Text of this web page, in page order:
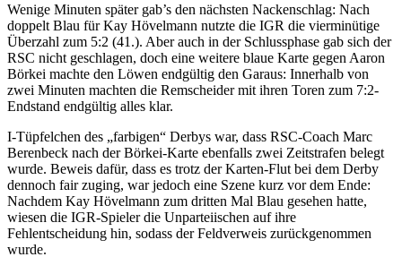
Wenige Minuten später gab’s den nächsten Nackenschlag: Nach
doppelt Blau für Kay Hövelmann nutzte die IGR die vierminütige
Überzahl zum 5:2 (41.). Aber auch in der Schlussphase gab sich der
RSC nicht geschlagen, doch eine weitere blaue Karte gegen Aaron
Börkei machte den Löwen endgültig den Garaus: Innerhalb von
zwei Minuten machten die Remscheider mit ihren Toren zum 7:2-
Endstand endgültig alles klar.
I-Tüpfelchen des „farbigen“ Derbys war, dass RSC-Coach Marc
Berenbeck nach der Börkei-Karte ebenfalls zwei Zeitstrafen belegt
wurde. Beweis dafür, dass es trotz der Karten-Flut bei dem Derby
dennoch fair zuging, war jedoch eine Szene kurz vor dem Ende:
Nachdem Kay Hövelmann zum dritten Mal Blau gesehen hatte,
wiesen die IGR-Spieler die Unparteiischen auf ihre
Fehlentscheidung hin, sodass der Feldverweis zurückgenommen
wurde.